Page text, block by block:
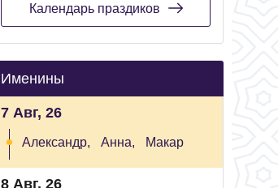
Календарь праздиков
Именины
7 Авг, 26
Александр, Анна, Макар
8 Авг, 26